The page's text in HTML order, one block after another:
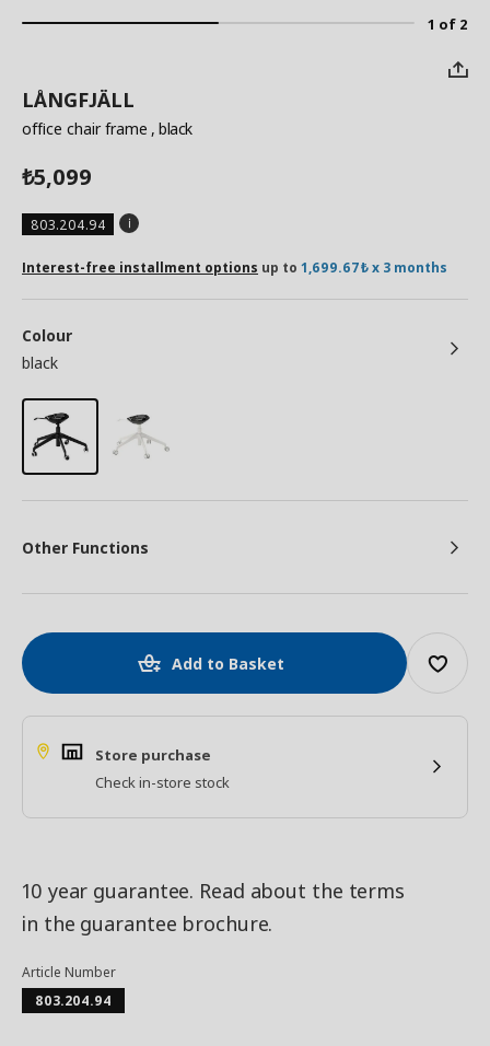
1 of 2
LÅNGFJÄLL
office chair frame , black
₺5,099
803.204.94
Interest-free installment options up to 1,699.67₺ x 3 months
Colour
black
Other Functions
Add to Basket
Store purchase
Check in-store stock
10 year guarantee. Read about the terms
in the guarantee brochure.
Article Number
803.204.94